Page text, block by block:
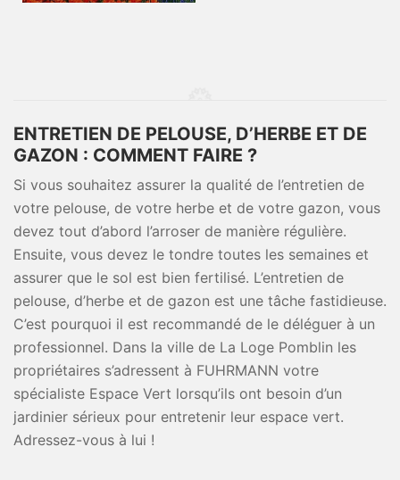
ENTRETIEN DE PELOUSE, D’HERBE ET DE
GAZON : COMMENT FAIRE ?
Si vous souhaitez assurer la qualité de l’entretien de
votre pelouse, de votre herbe et de votre gazon, vous
devez tout d’abord l’arroser de manière régulière.
Ensuite, vous devez le tondre toutes les semaines et
assurer que le sol est bien fertilisé. L’entretien de
pelouse, d’herbe et de gazon est une tâche fastidieuse.
C’est pourquoi il est recommandé de le déléguer à un
professionnel. Dans la ville de La Loge Pomblin les
propriétaires s’adressent à FUHRMANN votre
spécialiste Espace Vert lorsqu’ils ont besoin d’un
jardinier sérieux pour entretenir leur espace vert.
Adressez-vous à lui !